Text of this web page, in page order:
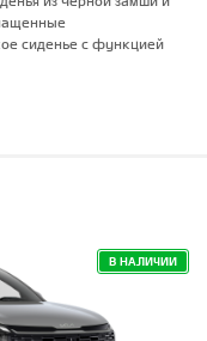
сиденье с функцией
В НАЛИЧИИ